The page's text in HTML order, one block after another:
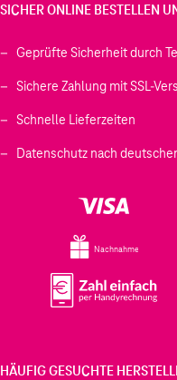
SICHER ONLINE BESTELLEN
Geprüfte Sicherheit durch
Sichere Zahlung mit SSL-
Schnelle Lieferzeiten
Datenschutz nach
Nachnahme
HÄUFIG GESUCHTE